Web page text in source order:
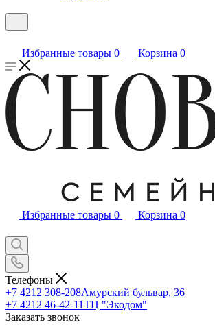
Избранные товары 0 Корзина 0
Избранные товары 0 Корзина 0
Телефоны
+7 4212 308-208Амурский бульвар, 36
+7 4212 46-42-11ТЦ "Экодом"
Заказать звонок